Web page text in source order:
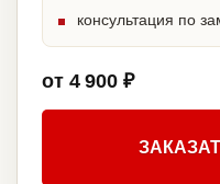
консультация по
от 4 900 ₽